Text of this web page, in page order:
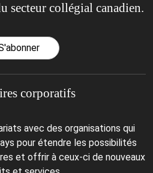
secteur collégial canadien.
corporatifs
avec des organisations qui
pour étendre les possibilités
et offrir à ceux-ci de nouveaux